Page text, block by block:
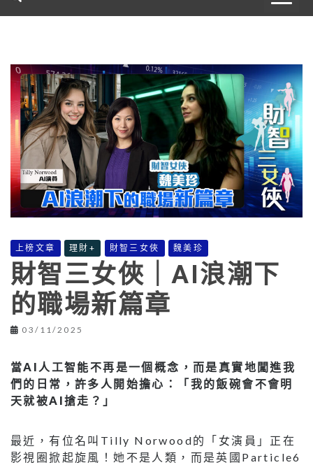
上榜文章 理財+ 財智三女俠 魏美珍
財智三女俠｜AI浪潮下
的職場新篇章
03/11/2025
當AI人工智能不再是一個概念，而是真實地闖進我
們的日常，許多人開始擔心：「我的飯碗會不會明
天就被AI搶走？」
最近，有位名叫Tilly Norwood的「女演員」正在
影視圈掀起旋風！她不是人類，而是英國Particle6